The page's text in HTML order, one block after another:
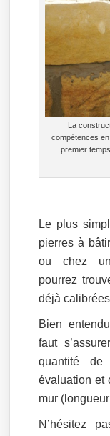
La
compétences
premier
Le plus
pierres à
ou chez un
pourrez
déjà
Bien
faut
quantité de
évaluation et
mur
N’hésitez